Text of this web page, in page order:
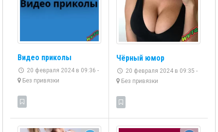
Видео приколы
20 февраля 2024 в 09:36 -
Без привязки
Чёрный юмор
20 февраля 2024 в 09:35 -
Без привязки